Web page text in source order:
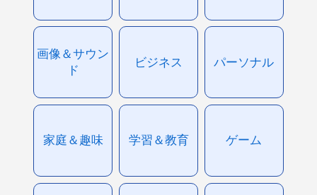
画像＆サウン
ド
ビジネス パーソナル
家庭＆趣味 学習＆教育 ゲーム